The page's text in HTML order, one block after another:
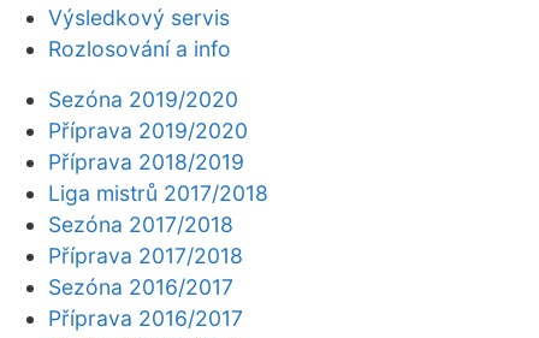
Výsledkový servis
Rozlosování a info
Sezóna 2019/2020
Příprava 2019/2020
Příprava 2018/2019
Liga mistrů 2017/2018
Sezóna 2017/2018
Příprava 2017/2018
Sezóna 2016/2017
Příprava 2016/2017